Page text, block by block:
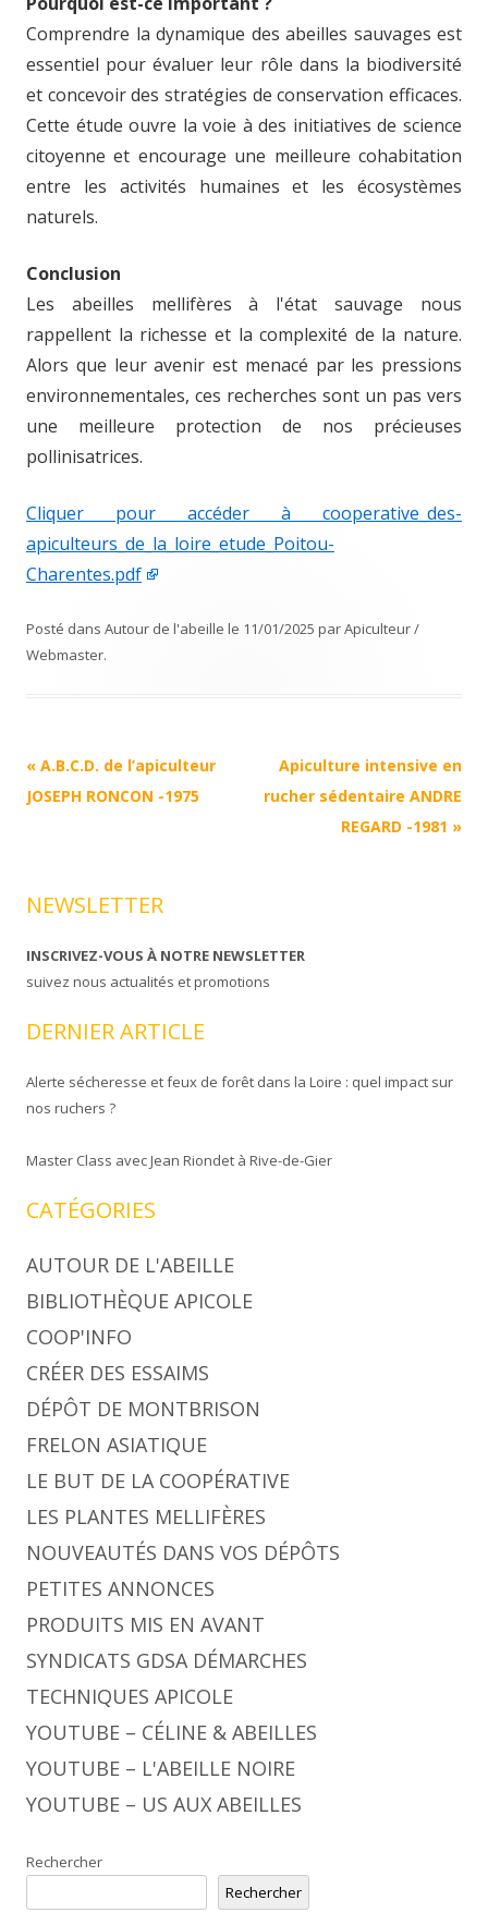
Comprendre la dynamique des abeilles sauvages est
essentiel pour évaluer leur rôle dans la biodiversité
et concevoir des stratégies de conservation efficaces.
Cette étude ouvre la voie à des initiatives de science
citoyenne et encourage une meilleure cohabitation
entre les activités humaines et les écosystèmes
naturels.
Conclusion
Les abeilles mellifères à l'état sauvage nous
rappellent la richesse et la complexité de la nature.
Alors que leur avenir est menacé par les pressions
environnementales, ces recherches sont un pas vers
une meilleure protection de nos précieuses
pollinisatrices.
Cliquer pour accéder à cooperative_des-
apiculteurs_de_la_loire_etude_Poitou-
Charentes.pdf
Posté dans Autour de l'abeille le 11/01/2025 parApiculteur /
Webmaster.
Navigation
Article
« A.B.C.D. de l’apiculteur
JOSEPH RONCON -1975
Apiculture intensive en
rucher sédentaire ANDRE
REGARD -1981 »
NEWSLETTER
INSCRIVEZ-VOUS À NOTRE NEWSLETTER
suivez nous actualités et promotions
DERNIER ARTICLE
Alerte sécheresse et feux de forêt dans la Loire : quel impact sur
nos ruchers ?
Master Class avec Jean Riondet à Rive-de-Gier
CATÉGORIES
AUTOUR DE L'ABEILLE
BIBLIOTHÈQUE APICOLE
COOP'INFO
CRÉER DES ESSAIMS
DÉPÔT DE MONTBRISON
FRELON ASIATIQUE
LE BUT DE LA COOPÉRATIVE
LES PLANTES MELLIFÈRES
NOUVEAUTÉS DANS VOS DÉPÔTS
PETITES ANNONCES
PRODUITS MIS EN AVANT
SYNDICATS GDSA DÉMARCHES
TECHNIQUES APICOLE
YOUTUBE – CÉLINE & ABEILLES
YOUTUBE – L'ABEILLE NOIRE
YOUTUBE – US AUX ABEILLES
Rechercher
Rechercher